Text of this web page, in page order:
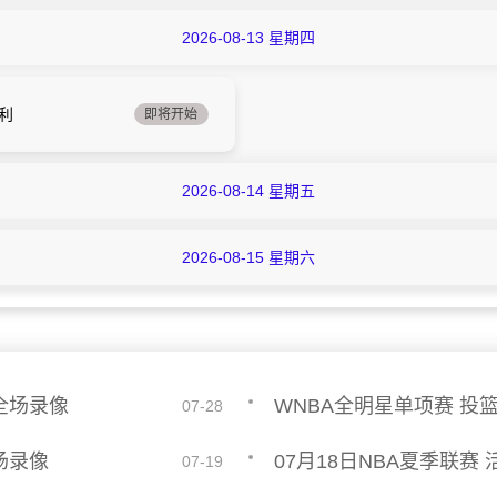
2026-08-13 星期四
即将开始
2026-08-14 星期五
2026-08-15 星期六
场录像 07-28 WNBA全明星单项赛 投
录像 07-19 07月18日NBA夏季联赛